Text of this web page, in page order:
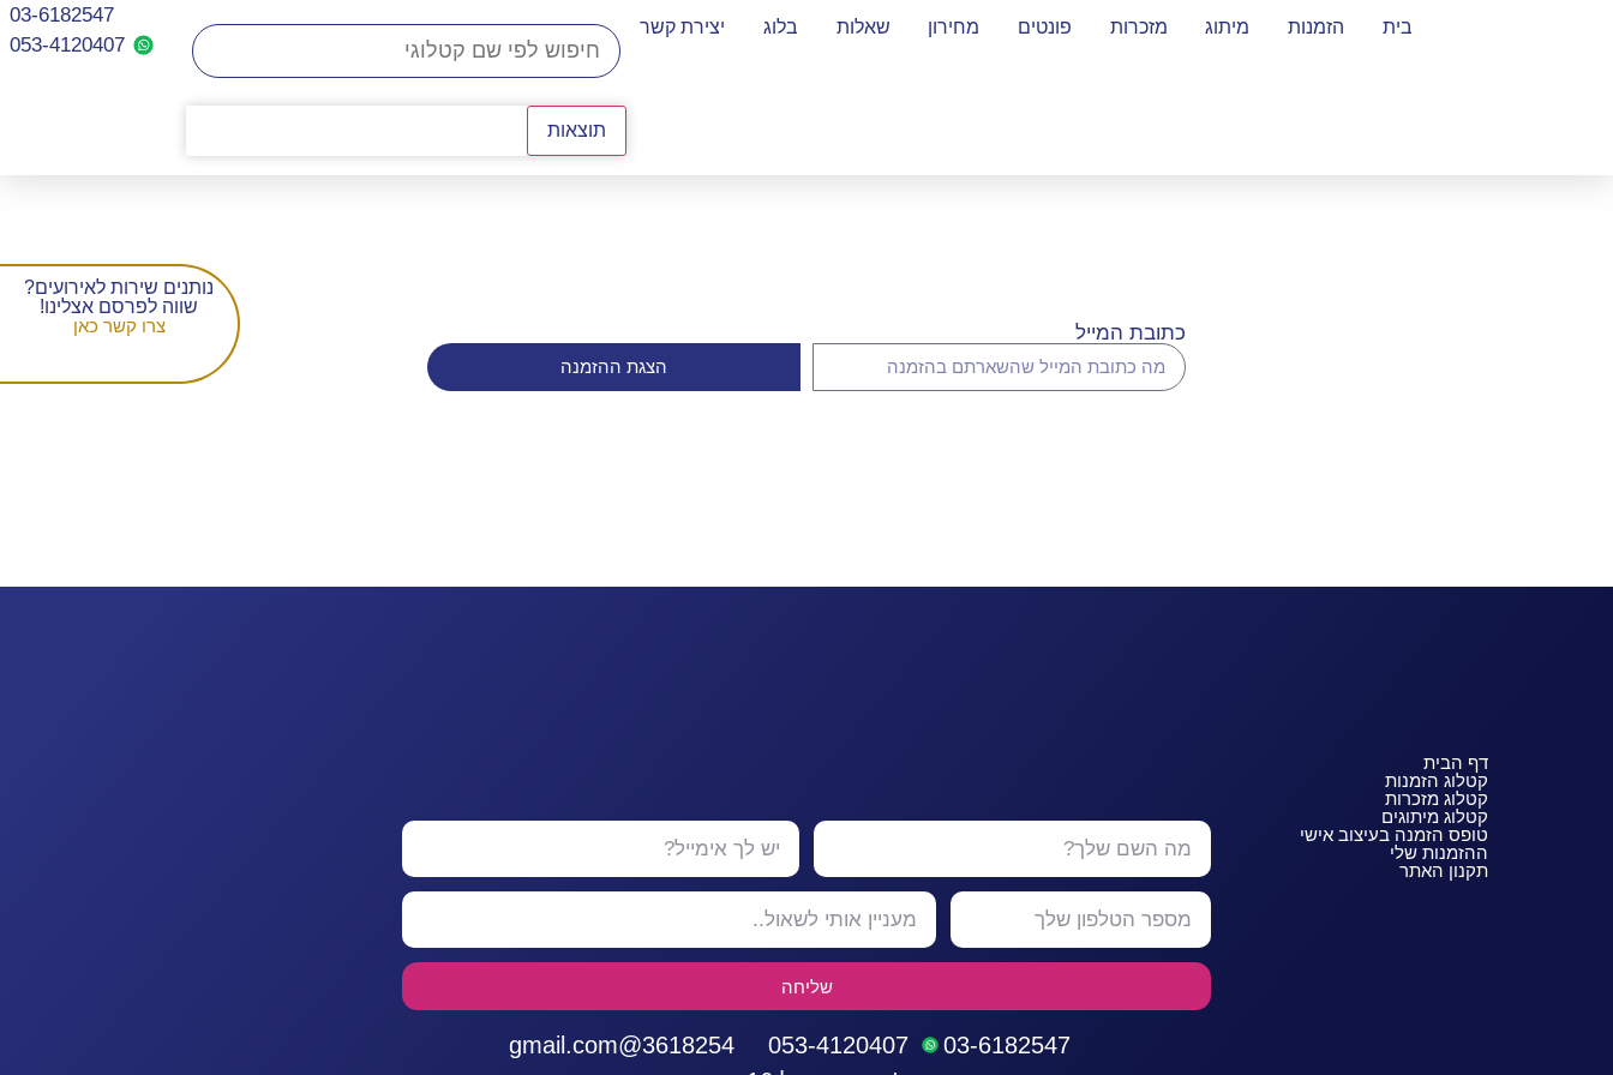
בית הזמנות מיתוג מזכרות פונטים מחירון שאלות בלוג יצירת קשר
תוצאות
03-6182547
053-4120407​
כתובת המייל
הצגת ההזמנה
דף הבית
קטלוג הזמנות
קטלוג מזכרות
קטלוג מיתוגים
טופס הזמנה בעיצוב אישי
ההזמנות שלי
תקנון האתר
שליחה
03-6182547
053-4120407
3618254@gmail.com
נותנים שירות לאירועים?
שווה לפרסם אצלינו!
צרו קשר כאן